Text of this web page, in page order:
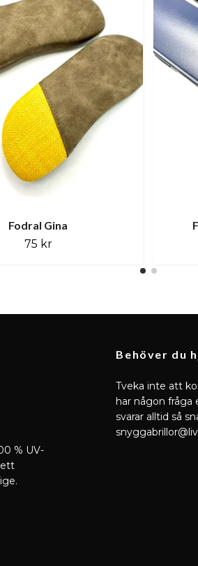
Fodral Gina
75 kr
% UV-
ett
Behöver du
Tveka inte att
har någon fråga
svarar alltid så